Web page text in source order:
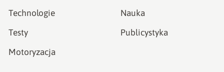
Technologie
Testy
Motoryzacja
Nauka
Publicystyka